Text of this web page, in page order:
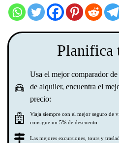
Planifica
Usa el mejor comparador de
de alquiler, encuentra el
precio:
Viaja siempre con el mejor seguro de
consigue un 5% de descuento:
Las mejores excursiones, tours y